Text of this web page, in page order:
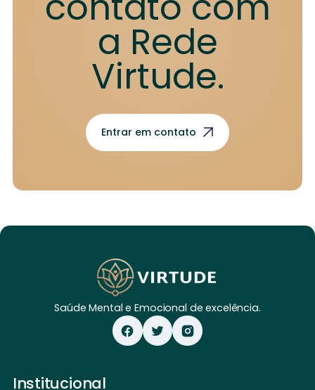
a Rede
Virtude.
Entrar em contato
Saúde Mental e Emocional de excelência.
Institucional